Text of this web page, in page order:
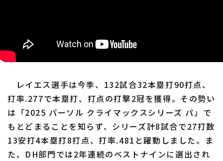
レイエス選手は今季、132試合32本塁打90打点、
打率.277で本塁打、打点の打撃2冠を獲得。その勢い
は「2025 パーソル クライマックスシリーズ パ」で
もとどまることを知らず、シリーズ計8試合で27打数
13安打4本塁打8打点、打率.481と躍動しました。ま
た、DH部門では2年連続のベストナインに選出され